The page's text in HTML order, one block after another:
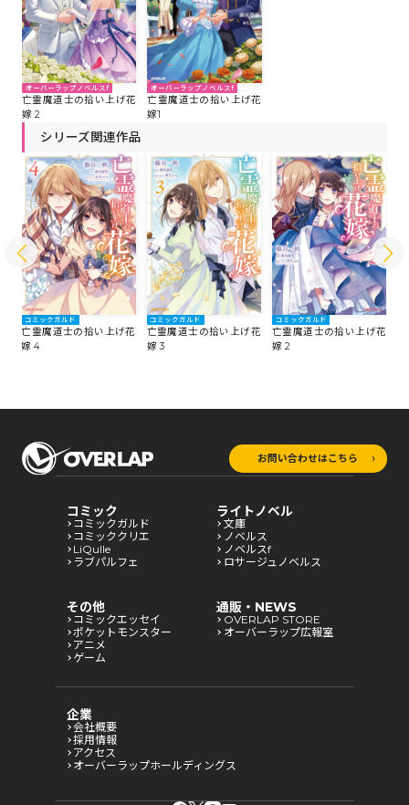
オーバーラップノベルスf
亡霊魔道士の拾い上げ花
嫁 2
オーバーラップノベルスf
亡霊魔道士の拾い上げ花
嫁1
シリーズ関連作品
コミックガルド
亡霊魔道士の拾い上げ花
嫁 4
コミックガルド
亡霊魔道士の拾い上げ花
嫁 3
コミックガルド
亡霊魔道士の拾い上げ花
嫁 2
お問い合わせはこちら
コミック
コミックガルド
コミッククリエ
LiQulle
ラブパルフェ
ライトノベル
文庫
ノベルス
ノベルスf
ロサージュノベルス
その他
コミックエッセイ
ポケットモンスター
アニメ
ゲーム
通販・NEWS
OVERLAP STORE
オーバーラップ広報室
企業
会社概要
採用情報
アクセス
オーバーラップホールディングス